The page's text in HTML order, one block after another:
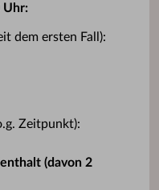
Uhr:
dem ersten Fall):‬
Zeitpunkt):
(davon 2